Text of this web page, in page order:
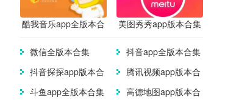
酷我音乐app全版本合
集
美图秀秀app版本合集
微信全版本合集
抖音app全版本合集
抖音探探app版本合
腾讯视频app版本合
斗鱼app全版本合集
高德地图app版本合